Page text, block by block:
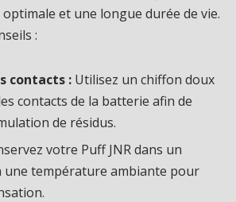
et une longue durée de vie.
:
contacts : Utilisez un chiffon doux
contacts de la batterie afin de
de résidus.
votre Puff JNR dans un
une température ambiante pour